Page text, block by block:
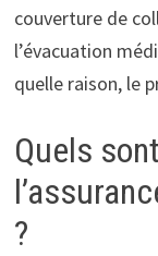
couverture de
l’évacuation
quelle raison, le
Quels
?